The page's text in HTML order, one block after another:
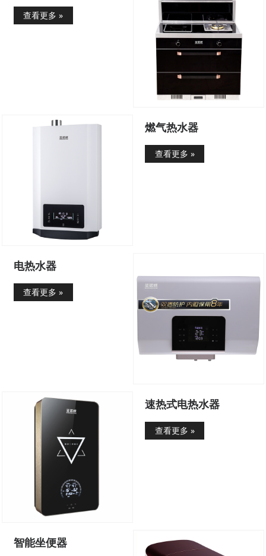
查看更多 »
燃气热水器
查看更多 »
电热水器
查看更多 »
速热式电热水器
查看更多 »
智能坐便器